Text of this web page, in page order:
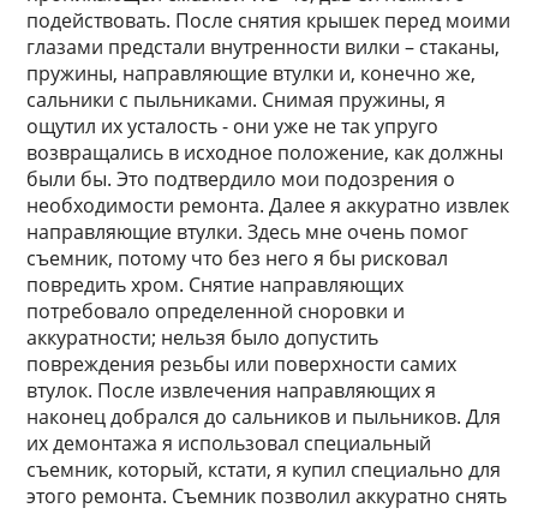
подействовать. После снятия крышек перед моими
глазами предстали внутренности вилки – стаканы,
пружины, направляющие втулки и, конечно же,
сальники с пыльниками. Снимая пружины, я
ощутил их усталость - они уже не так упруго
возвращались в исходное положение, как должны
были бы. Это подтвердило мои подозрения о
необходимости ремонта. Далее я аккуратно извлек
направляющие втулки. Здесь мне очень помог
съемник, потому что без него я бы рисковал
повредить хром. Снятие направляющих
потребовало определенной сноровки и
аккуратности; нельзя было допустить
повреждения резьбы или поверхности самих
втулок. После извлечения направляющих я
наконец добрался до сальников и пыльников. Для
их демонтажа я использовал специальный
съемник, который, кстати, я купил специально для
этого ремонта. Съемник позволил аккуратно снять